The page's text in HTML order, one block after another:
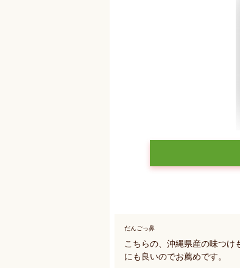
だんごっ鼻
こちらの、沖縄県産の味つ
にも良いのでお薦めです。